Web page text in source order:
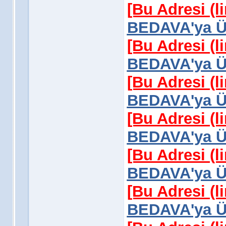
[Bu Adresi
BEDAVA'ya
[Bu Adresi
BEDAVA'ya
[Bu Adresi
BEDAVA'ya
[Bu Adresi
BEDAVA'ya
[Bu Adresi
BEDAVA'ya
[Bu Adresi
BEDAVA'ya